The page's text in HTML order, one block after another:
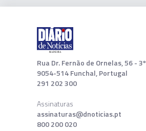
Rua Dr. Fernão de Ornelas, 56 - 3º
9054-514 Funchal, Portugal
291 202 300
Assinaturas
assinaturas@dnoticias.pt
800 200 020